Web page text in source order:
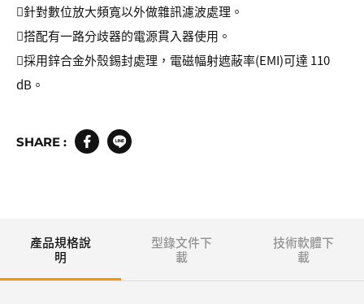
針對數位放大頻寬以外做雜訊濾波處理。
搭配有一路分歧器的電源貫入器使用。
採用鋅合金外殼錫封處理，電磁幅射遮蔽率(EMI)可達 110
dB。
SHARE :
產品規格說
明
型錄文件下
載
技術軟體下
載